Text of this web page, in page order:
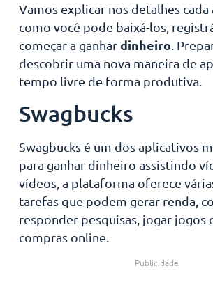
Vamos explicar nos detalhes cada
como você pode baixá-los,
começar a ganhardinheiro .
descobrir uma nova maneira de
tempo livre de forma produtiva.
Swagbucks
Swagbucks é um dos aplicativos
para ganhar dinheiro assistindo
vídeos, a plataforma oferece
tarefas que podem gerar renda,
responder pesquisas, jogar jogos
compras online.
Publicidade